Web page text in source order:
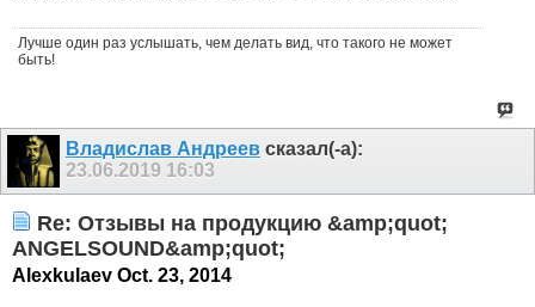
Лучше один раз услышать, чем делать вид, что такого не может
быть!
Владислав Андреев сказал(-а):
23.06.2019 16:03
Re: Отзывы на продукцию &amp;quot;
ANGELSOUND&amp;quot;
Аlexkulaev Oct. 23, 2014